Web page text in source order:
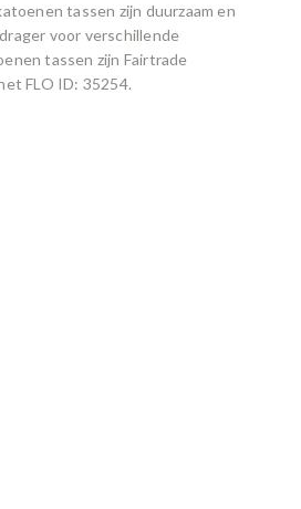
tassen zijn duurzaam en
voor verschillende
tassen zijn Fairtrade
FLO ID: 35254.